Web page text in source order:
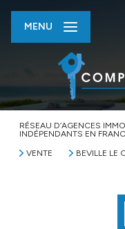
MENU
RÉSEAU D’AGENCES
INDÉPENDANTS EN
VENTE
BEVILLE LE